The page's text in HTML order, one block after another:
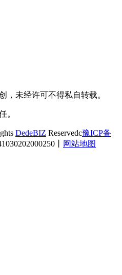
，未经许可不得私自转载。
。
DedeBIZ Reservedc豫ICP备
网站地图